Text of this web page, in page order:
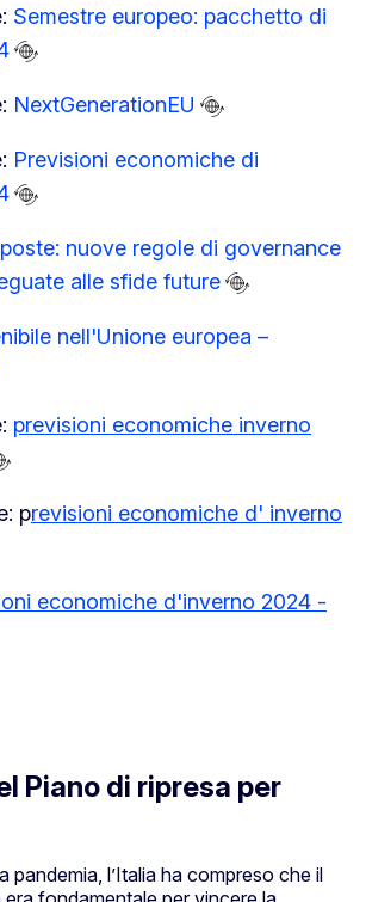
Semestre europeo: pacchetto di
NextGenerationEU
Previsioni economiche di
nuove regole di governance
alle sfide future
nell'Unione europea –
previsioni economiche inverno
previsioni economiche d' inverno
economiche d'inverno 2024 -
Piano di ripresa per
pandemia, l’Italia ha compreso che il